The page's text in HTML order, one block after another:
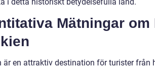
Mätningar om
är en attraktiv destination för turister från